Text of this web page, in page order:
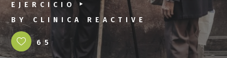
EJERCICIO
BY CLINICA REACTIVE
65